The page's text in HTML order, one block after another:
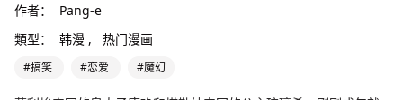
作者：
Pang-e
類型：
韩漫 , 热门漫画
#搞笑 #恋爱 #魔幻